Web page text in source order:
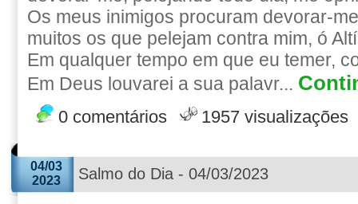
Os meus inimigos procuram devorar-
muitos os que pelejam contra mim, ó
Em qualquer tempo em que eu temer,
Em Deus louvarei a sua palavr...
0 comentários 1957 visualizações
04/03
2023
Salmo do Dia - 04/03/2023